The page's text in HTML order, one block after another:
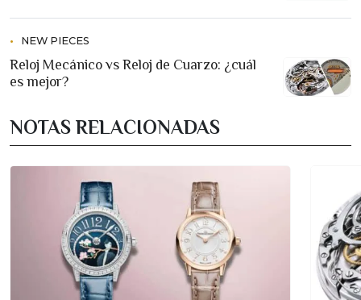
NEW PIECES
Reloj Mecánico vs Reloj de Cuarzo: ¿cuál
es mejor?
NOTAS RELACIONADAS